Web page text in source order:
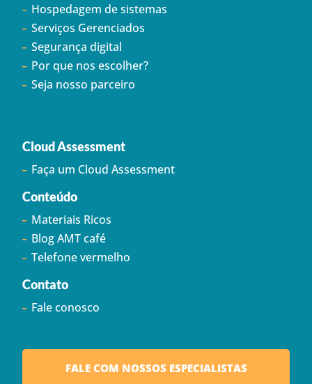
Hospedagem de sistemas
Serviços Gerenciados
Segurança digital
Por que nos escolher?
Seja nosso parceiro
Cloud Assessment
Faça um Cloud Assessment
Conteúdo
Materiais Ricos
Blog AMT café
Telefone vermelho
Contato
Fale conosco
FALE COM NOSSOS ESPECIALISTAS